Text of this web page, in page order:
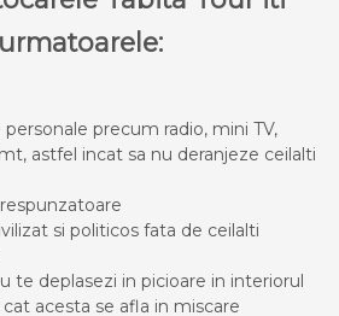
precum radio, mini TV,
astfel incat sa nu deranjeze ceilalti
si politicos fata de ceilalti
te deplasezi in picioare in interiorul
acesta se afla in miscare